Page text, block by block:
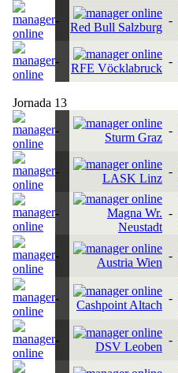
-
Red Bull Salzburg
-
-
RFE Vöcklabruck
-
Jornada 13
-
Sturm Graz
-
-
LASK Linz
-
-
Magna Wr.
Neustadt
-
-
Austria Wien
-
-
Cashpoint Altach
-
-
DSV Leoben
-